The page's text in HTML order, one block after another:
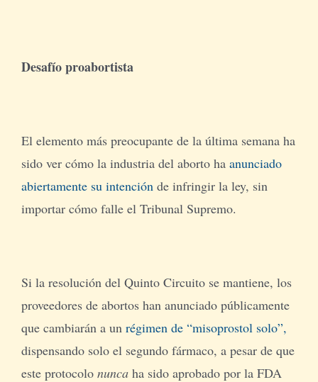
Desafío proabortista
El elemento más preocupante de la última semana ha
sido ver cómo la industria del aborto ha anunciado
abiertamente su intención de infringir la ley, sin
importar cómo falle el Tribunal Supremo.
Si la resolución del Quinto Circuito se mantiene, los
proveedores de abortos han anunciado públicamente
que cambiarán a un régimen de “misoprostol solo”,
dispensando solo el segundo fármaco, a pesar de que
este protocolo nuncaha sido aprobado por la FDA